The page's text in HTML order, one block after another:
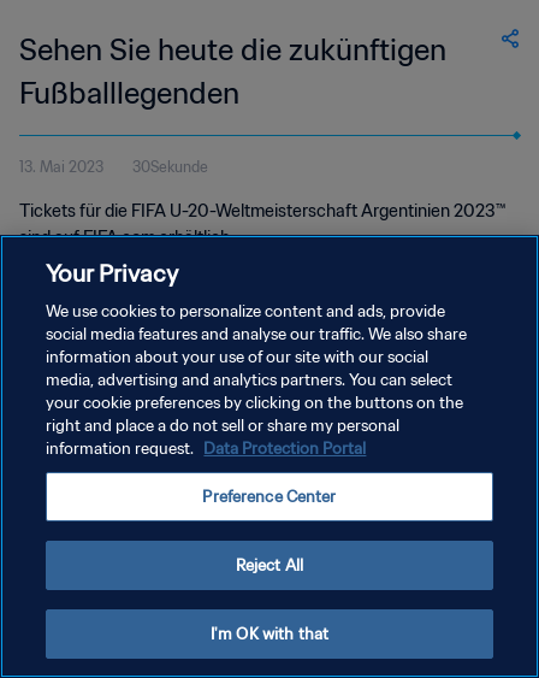
Sehen Sie heute die zukünftigen
Fußballlegenden
13. Mai 2023 30Sekunde
Tickets für die FIFA U-20-Weltmeisterschaft Argentinien 2023™
sind auf FIFA.com erhältlich.
DATENSCHUTZ
NUTZUNGSBEDINGUNGEN
COOKIE-EINSTELLUNGEN VERWALTEN
Your Privacy
We use cookies to personalize content and ads, provide
social media features and analyse our traffic. We also share
information about your use of our site with our social
media, advertising and analytics partners. You can select
your cookie preferences by clicking on the buttons on the
right and place a do not sell or share my personal
information request. Data Protection Portal
Preference Center
Reject All
I'm OK with that